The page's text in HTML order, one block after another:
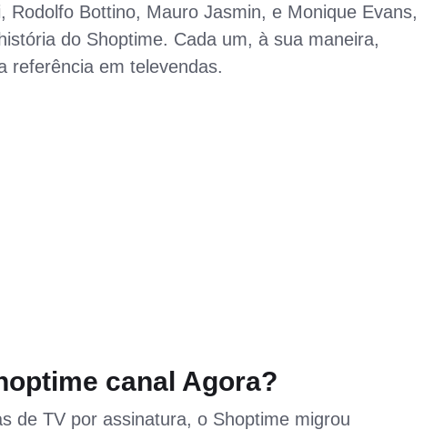
Rodolfo Bottino, Mauro Jasmin, e Monique Evans,
do Shoptime. Cada um, à sua maneira,
referência em televendas.
canal Agora?
de TV por assinatura, o Shoptime migrou